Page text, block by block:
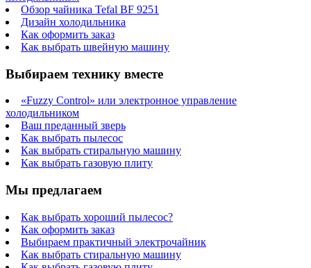
Обзор чайника Tefal BF 9251
Дизайн холодильника
Как оформить заказ
Как выбрать швейную машину
Выбираем технику вместе
«Fuzzy Control» или электронное управление
холодильником
Ваш преданный зверь
Как выбрать пылесос
Как выбрать стиральную машину
Как выбрать газовую плиту
Мы предлагаем
Как выбрать хороший пылесос?
Как оформить заказ
Выбираем практичный электрочайник
Как выбрать стиральную машину